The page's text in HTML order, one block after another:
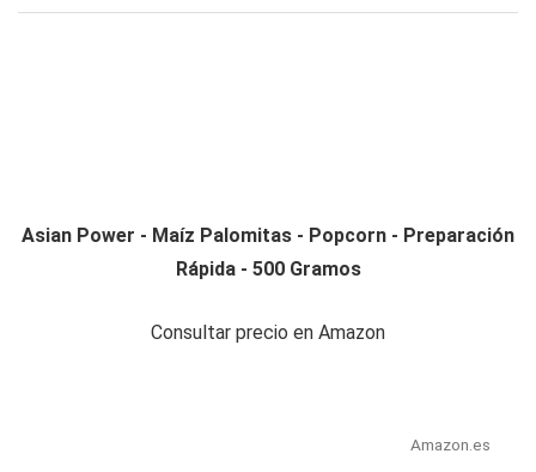
Asian Power - Maíz Palomitas - Popcorn - Preparación
Rápida - 500 Gramos
Consultar precio en Amazon
Amazon.es